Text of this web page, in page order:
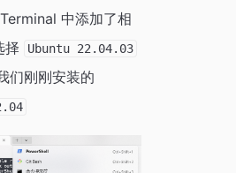
中添加了相
择
Ubuntu 22.04.03
们刚刚安装的